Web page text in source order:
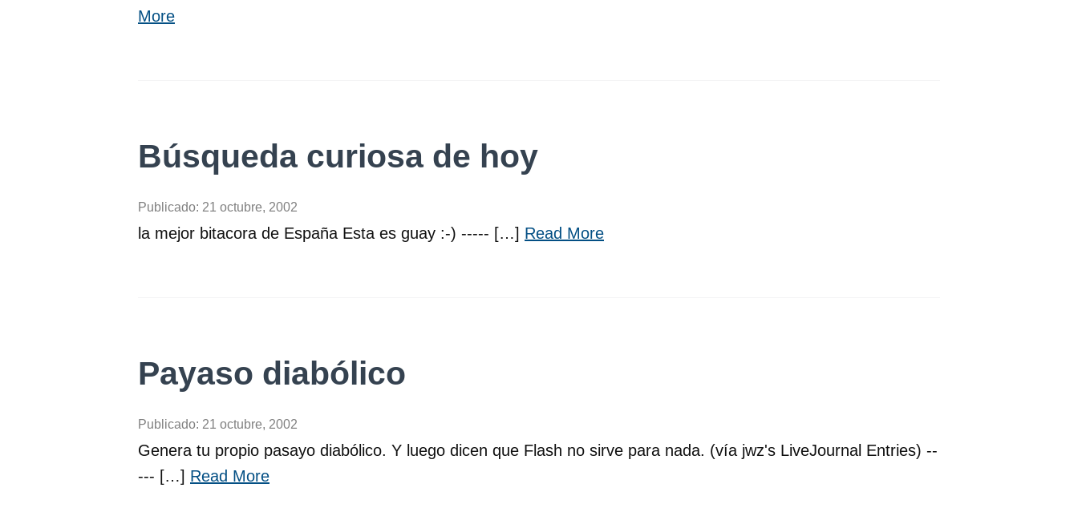
More
Búsqueda curiosa de hoy
Publicado: 21 octubre, 2002
la mejor bitacora de España Esta es guay :-) ----- […] Read More
Payaso diabólico
Publicado: 21 octubre, 2002
Genera tu propio pasayo diabólico. Y luego dicen que Flash no sirve para nada. (vía jwz's LiveJournal Entries) --
--- […] Read More